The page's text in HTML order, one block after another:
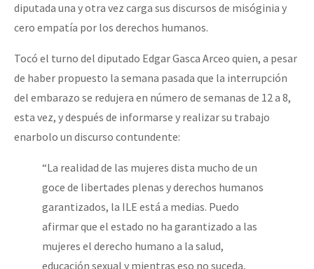
diputada una y otra vez carga sus discursos de misóginia y
cero empatía por los derechos humanos.
Tocó el turno del diputado Edgar Gasca Arceo quien, a pesar
de haber propuesto la semana pasada que la interrupción
del embarazo se redujera en número de semanas de 12 a 8,
esta vez, y después de informarse y realizar su trabajo
enarbolo un discurso contundente:
“La realidad de las mujeres dista mucho de un
goce de libertades plenas y derechos humanos
garantizados, la ILE está a medias. Puedo
afirmar que el estado no ha garantizado a las
mujeres el derecho humano a la salud,
educación sexual y mientras eso no suceda,